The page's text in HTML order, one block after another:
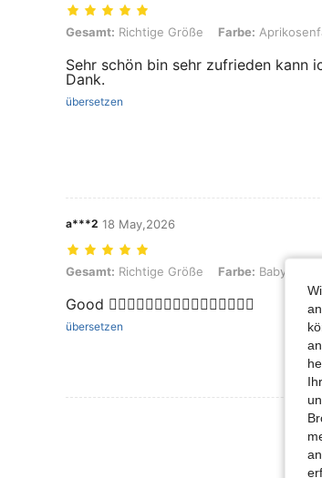
Gesamt: Richtige Größe, Farbe: Aprikosenfarben,
Gesamt: Richtige Größe Farbe:
Sehr schön bin sehr zufrieden kann
Dank.
übersetzen
a***2 18 May,2026
Gesamt: Richtige Größe, Farbe: Babypink, Größe: L
Gesamt: Richtige Größe Farbe: Babypink
Good 👍🏼👍🏼👍🏼👍🏼👍🏼👍🏼👍🏼👍🏼
übersetzen